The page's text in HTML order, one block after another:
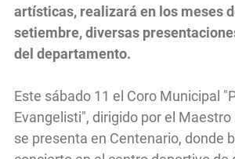
artísticas, realizará en los meses
setiembre, diversas
del departamento.
Este sábado 11 el Coro Municipal
Evangelisti", dirigido por el Maestro
se presenta en Centenario, donde